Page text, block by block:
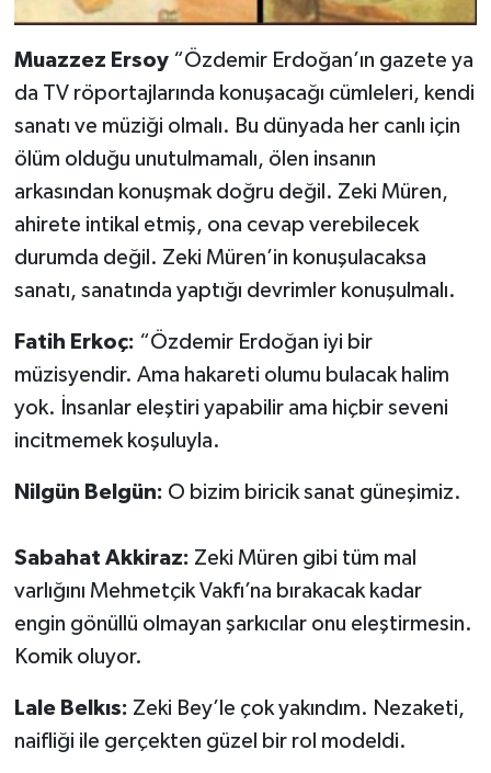
Muazzez Ersoy“Özdemir Erdoğan’ın gazete ya
da TV röportajlarında konuşacağı cümleleri, kendi
sanatı ve müziği olmalı. Bu dünyada her canlı için
ölüm olduğu unutulmamalı, ölen insanın
arkasından konuşmak doğru değil. Zeki Müren,
ahirete intikal etmiş, ona cevap verebilecek
durumda değil. Zeki Müren’in konuşulacaksa
sanatı, sanatında yaptığı devrimler konuşulmalı.
Fatih Erkoç: “Özdemir Erdoğan iyi bir
müzisyendir. Ama hakareti olumu bulacak halim
yok. İnsanlar eleştiri yapabilir ama hiçbir seveni
incitmemek koşuluyla.
Nilgün Belgün: O bizim biricik sanat güneşimiz.
Sabahat Akkiraz: Zeki Müren gibi tüm mal
varlığını Mehmetçik Vakfı’na bırakacak kadar
engin gönüllü olmayan şarkıcılar onu eleştirmesin.
Komik oluyor.
Lale Belkıs: Zeki Bey’le çok yakındım. Nezaketi,
naifliği ile gerçekten güzel bir rol modeldi.